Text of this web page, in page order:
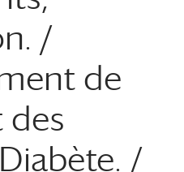
/
de
des
/